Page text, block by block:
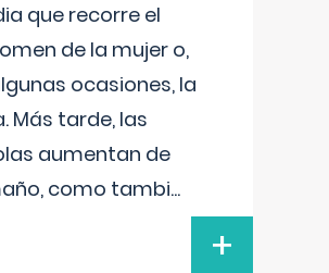
que recorre el
de la mujer o,
ocasiones, la
Más tarde, las
aumentan de
como tambi...
+